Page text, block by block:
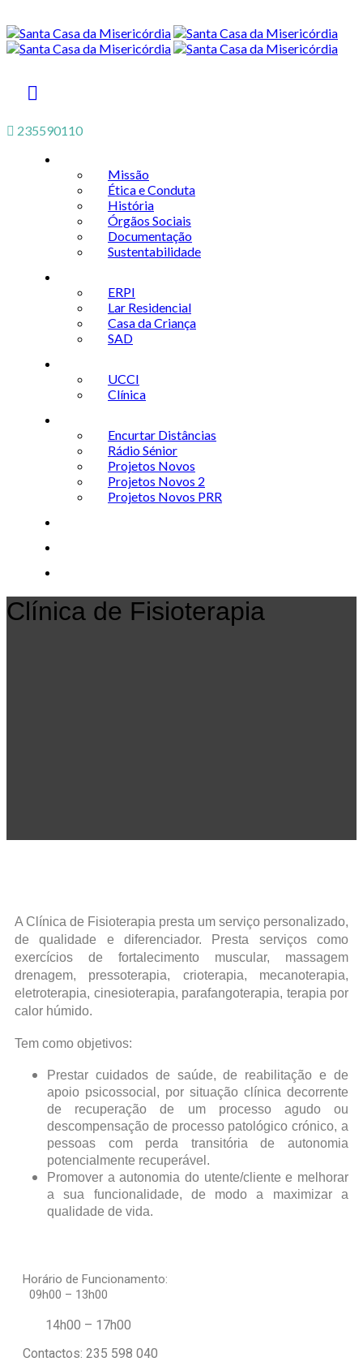
235590110
Missão
Ética e Conduta
História
Órgãos Sociais
Documentação
Sustentabilidade
ERPI
Lar Residencial
Casa da Criança
SAD
UCCI
Clínica
Encurtar Distâncias
Rádio Sénior
Projetos Novos
Projetos Novos 2
Projetos Novos PRR
Clínica de Fisioterapia
A Clínica de Fisioterapia presta um serviço personalizado,
de qualidade e diferenciador. Presta serviços como
exercícios de fortalecimento muscular, massagem
drenagem, pressoterapia, crioterapia, mecanoterapia,
eletroterapia, cinesioterapia, parafangoterapia, terapia por
calor húmido.
Tem como objetivos:
Prestar cuidados de saúde, de reabilitação e de
apoio psicossocial, por situação clínica decorrente
de recuperação de um processo agudo ou
descompensação de processo patológico crónico, a
pessoas com perda transitória de autonomia
potencialmente recuperável.
Promover a autonomia do utente/cliente e melhorar
a sua funcionalidade, de modo a maximizar a
qualidade de vida.
Horário de Funcionamento:
09h00 – 13h00
14h00 – 17h00
Contactos: 235 598 040